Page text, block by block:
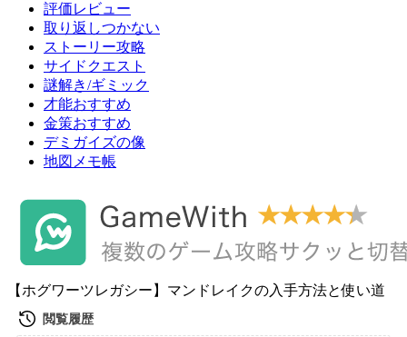
評価レビュー
取り返しつかない
ストーリー攻略
サイドクエスト
謎解き/ギミック
才能おすすめ
金策おすすめ
デミガイズの像
地図メモ帳
【ホグワーツレガシー】マンドレイクの入手方法と使い道